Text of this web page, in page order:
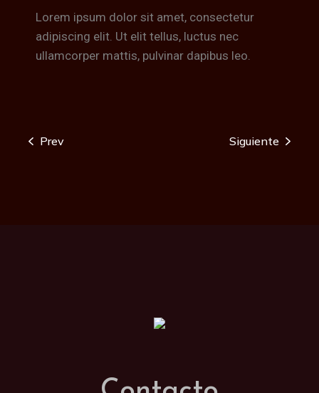
Lorem ipsum dolor sit amet, consectetur
adipiscing elit. Ut elit tellus, luctus nec
ullamcorper mattis, pulvinar dapibus leo.
Prev Siguiente